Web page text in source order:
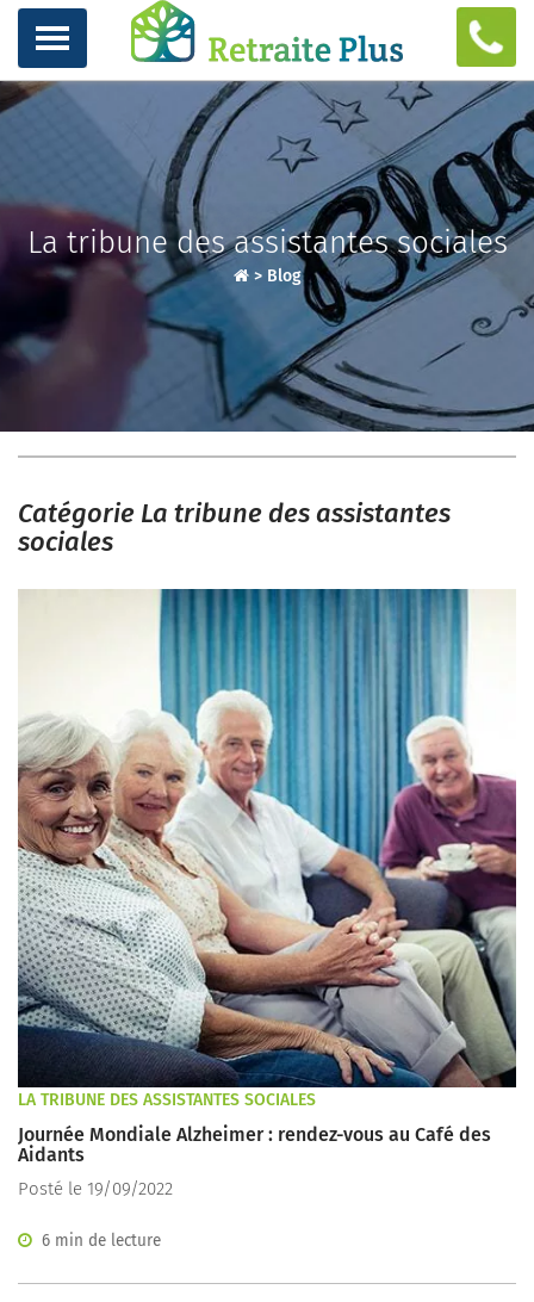
La tribune des assistantes sociales
> Blog
Catégorie La tribune des assistantes
sociales
LA TRIBUNE DES ASSISTANTES SOCIALES
Journée Mondiale Alzheimer : rendez-vous au Café des
Aidants
Posté le 19/09/2022
6 min de lecture